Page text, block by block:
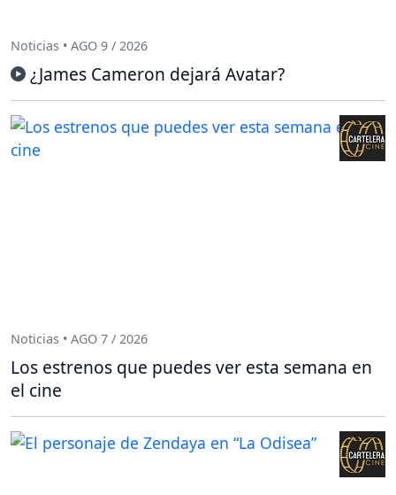
Noticias • AGO 9 / 2026
¿James Cameron dejará Avatar?
Noticias • AGO 7 / 2026
Los estrenos que puedes ver esta semana en
el cine